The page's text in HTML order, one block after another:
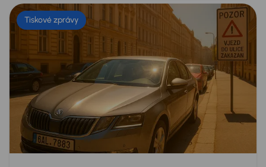
Tiskové zprávy